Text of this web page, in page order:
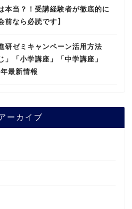
本当？！受講経験者が徹底的に
前なら必読です】
研ゼミキャンペーン活用方法
」「小学講座」「中学講座」
最新情報
ーカイブ